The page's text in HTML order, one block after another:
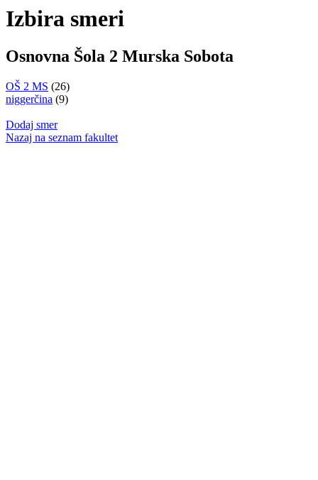
Izbira smeri
Osnovna Šola 2 Murska Sobota
OŠ 2 MS (26)
niggerčina (9)
Dodaj smer
Nazaj na seznam fakultet